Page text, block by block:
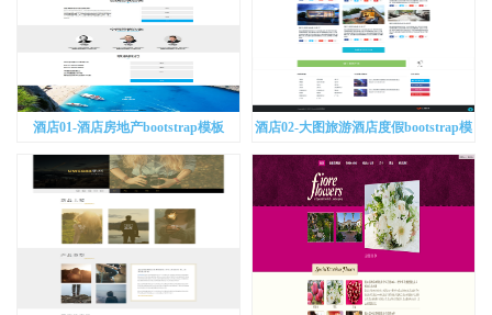
酒店01-酒店房地产bootstrap模板
酒店02-大图旅游酒店度假bootstrap模
板